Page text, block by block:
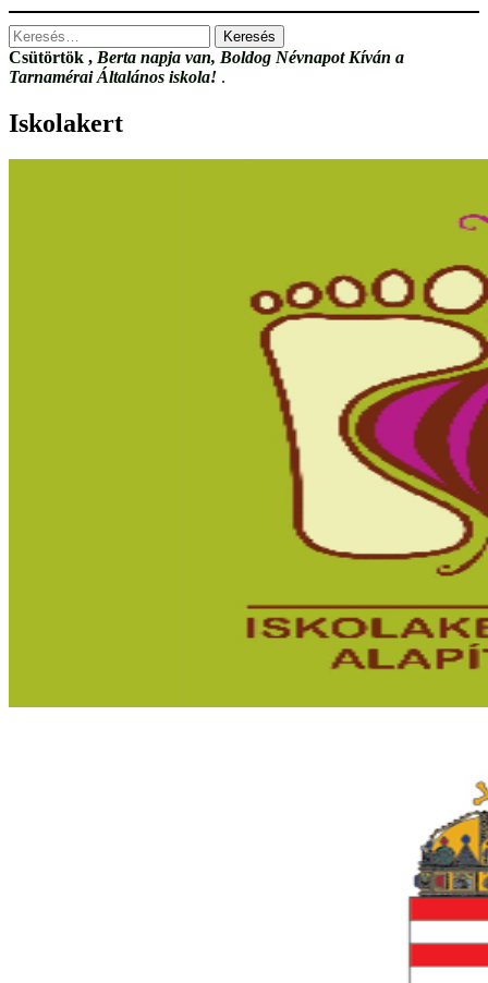
Keresés:
Csütörtök , Berta napja van, Boldog Névnapot Kíván a
Tarnamérai Általános iskola! .
Iskolakert